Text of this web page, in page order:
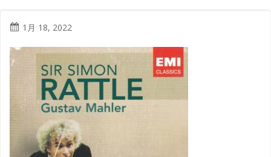
1月 18, 2022